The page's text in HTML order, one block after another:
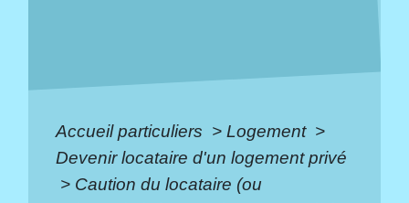
Accueil particuliers > Logement >
Devenir locataire d'un logement privé
> Caution du locataire (ou